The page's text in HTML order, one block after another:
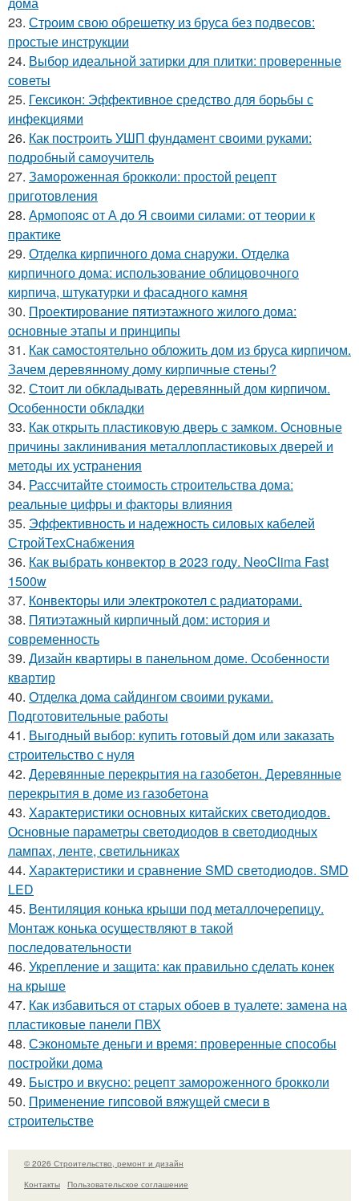
23. Строим свою обрешетку из бруса без подвесов:
простые инструкции
24. Выбор идеальной затирки для плитки: проверенные
советы
25. Гексикон: Эффективное средство для борьбы с
инфекциями
26. Как построить УШП фундамент своими руками:
подробный самоучитель
27. Замороженная брокколи: простой рецепт
приготовления
28. Армопояс от А до Я своими силами: от теории к
практике
29. Отделка кирпичного дома снаружи. Отделка
кирпичного дома: использование облицовочного
кирпича, штукатурки и фасадного камня
30. Проектирование пятиэтажного жилого дома:
основные этапы и принципы
31. Как самостоятельно обложить дом из бруса кирпичом.
Зачем деревянному дому кирпичные стены?
32. Стоит ли обкладывать деревянный дом кирпичом.
Особенности обкладки
33. Как открыть пластиковую дверь с замком. Основные
причины заклинивания металлопластиковых дверей и
методы их устранения
34. Рассчитайте стоимость строительства дома:
реальные цифры и факторы влияния
35. Эффективность и надежность силовых кабелей
СтройТехСнабжения
36. Как выбрать конвектор в 2023 году. NeoClima Fast
1500w
37. Конвекторы или электрокотел с радиаторами.
38. Пятиэтажный кирпичный дом: история и
современность
39. Дизайн квартиры в панельном доме. Особенности
квартир
40. Отделка дома сайдингом своими руками.
Подготовительные работы
41. Выгодный выбор: купить готовый дом или заказать
строительство с нуля
42. Деревянные перекрытия на газобетон. Деревянные
перекрытия в доме из газобетона
43. Характеристики основных китайских светодиодов.
Основные параметры светодиодов в светодиодных
лампах, ленте, светильниках
44. Характеристики и сравнение SMD светодиодов. SMD
LED
45. Вентиляция конька крыши под металлочерепицу.
Монтаж конька осуществляют в такой
последовательности
46. Укрепление и защита: как правильно сделать конек
на крыше
47. Как избавиться от старых обоев в туалете: замена на
пластиковые панели ПВХ
48. Сэкономьте деньги и время: проверенные способы
постройки дома
49. Быстро и вкусно: рецепт замороженного брокколи
50. Применение гипсовой вяжущей смеси в
строительстве
© 2026 Строительство, ремонт и дизайн
Контакты
Пользовательское соглашение